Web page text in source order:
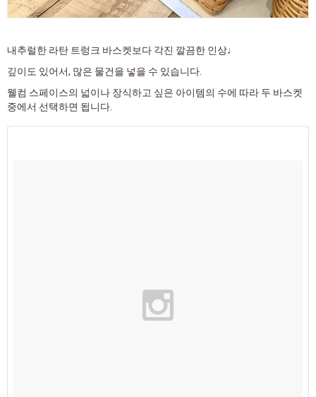
내추럴한 라탄 트렁크 바스켓보다 각진 깔끔한 인상♩
깊이도 있어서, 많은 물건을 넣을 수 있습니다.
웰컴 스페이스의 넓이나 장식하고 싶은 아이템의 수에 따라 두 바스켓
중에서 선택하면 됩니다.